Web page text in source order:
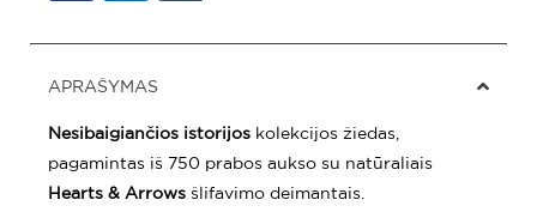
APRAŠYMAS
Nesibaigiančios istorijos kolekcijos žiedas,
pagamintas iš 750 prabos aukso su natūraliais
Hearts & Arrows šlifavimo deimantais.